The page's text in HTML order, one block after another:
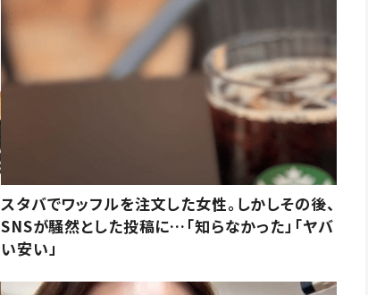
スタバでワッフルを注文した女性。しかしその後、
SNSが騒然とした投稿に…「知らなかった」「ヤバ
い安い」